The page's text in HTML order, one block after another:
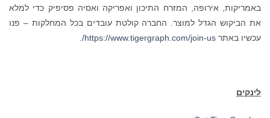
באמריקות, אירופה, המזרח התיכון ואפריקה ואסיה פסיפיק כדי למלא
את הביקוש הגדל למוצר. החברה קולטת עובדים בכל המחלקות – פנו
עכשיו באתר https://www.tigergraph.com/join-us/
לינקים